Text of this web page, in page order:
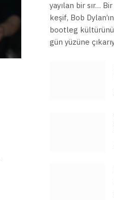
yayılan bir sır…
keşif, Bob
bootleg
gün yüzüne